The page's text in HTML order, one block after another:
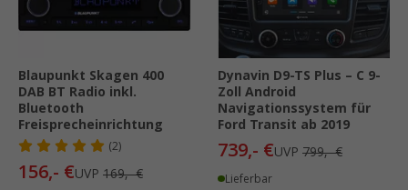
Blaupunkt Skagen 400
DAB BT Radio inkl.
Bluetooth
Freisprecheinrichtung
(2)
156,- €UVP 169,- €
Dynavin D9-TS Plus – C 9-
Zoll Android
Navigationssystem für
Ford Transit ab 2019
739,- €UVP 799,- €
Lieferbar